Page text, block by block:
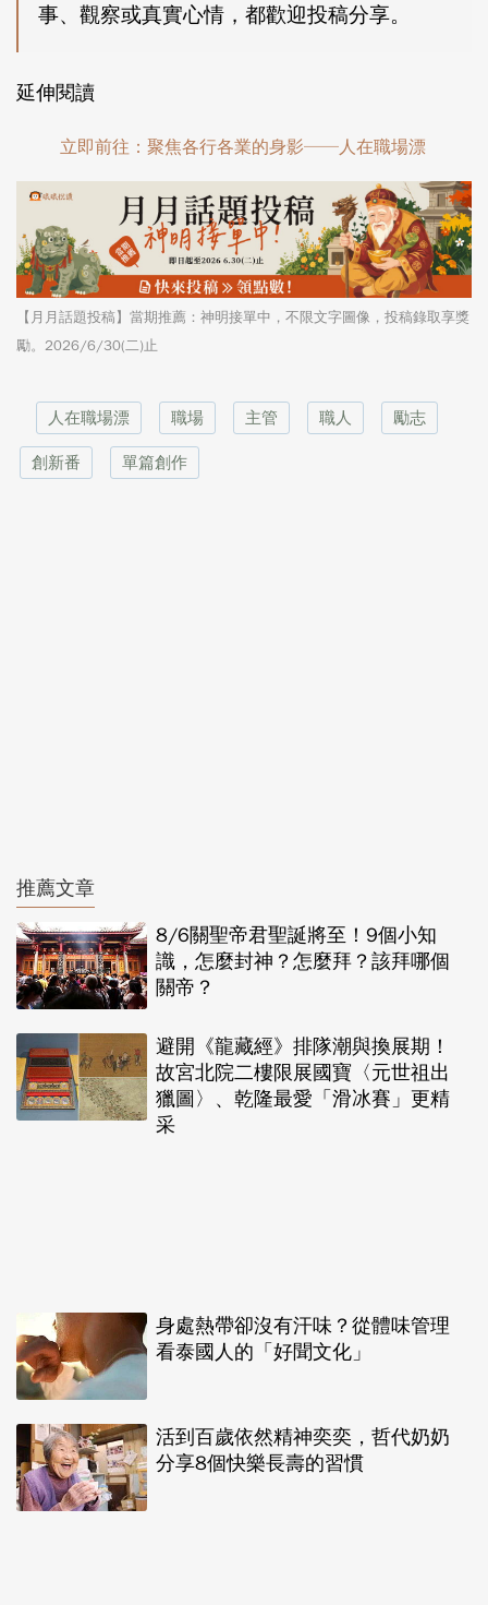
事、觀察或真實心情，都歡迎投稿分享。
延伸閱讀
立即前往：聚焦各行各業的身影──人在職場漂
【月月話題投稿】當期推薦：神明接單中，不限文字圖像，投稿錄取享獎
勵。2026/6/30(二)止
人在職場漂 職場 主管 職人 勵志
創新番 單篇創作
推薦文章
8/6關聖帝君聖誕將至！9個小知
識，怎麼封神？怎麼拜？該拜哪個
關帝？
避開《龍藏經》排隊潮與換展期！
故宮北院二樓限展國寶〈元世祖出
獵圖〉、乾隆最愛「滑冰賽」更精
采
身處熱帶卻沒有汗味？從體味管理
看泰國人的「好聞文化」
活到百歲依然精神奕奕，哲代奶奶
分享8個快樂長壽的習慣